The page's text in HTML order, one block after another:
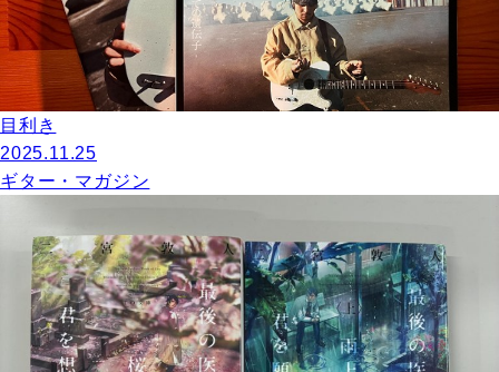
目利き
2025.11.25
ギター・マガジン